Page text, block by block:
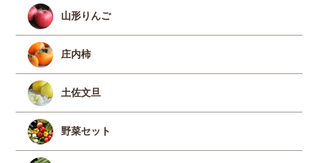
山形りんご
庄内柿
土佐文旦
野菜セット